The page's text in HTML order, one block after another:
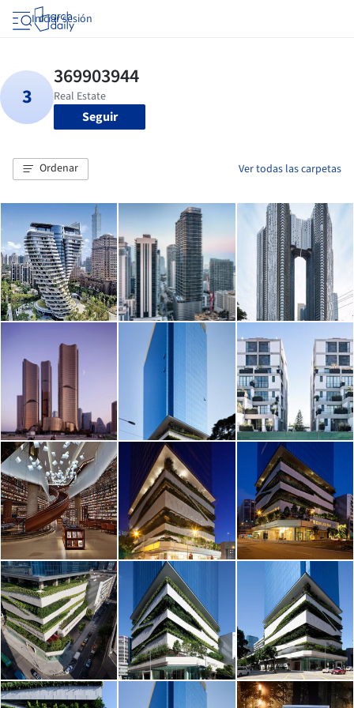
Iniciar sesión
Seguir
Ordenar Ver todas las carpetas